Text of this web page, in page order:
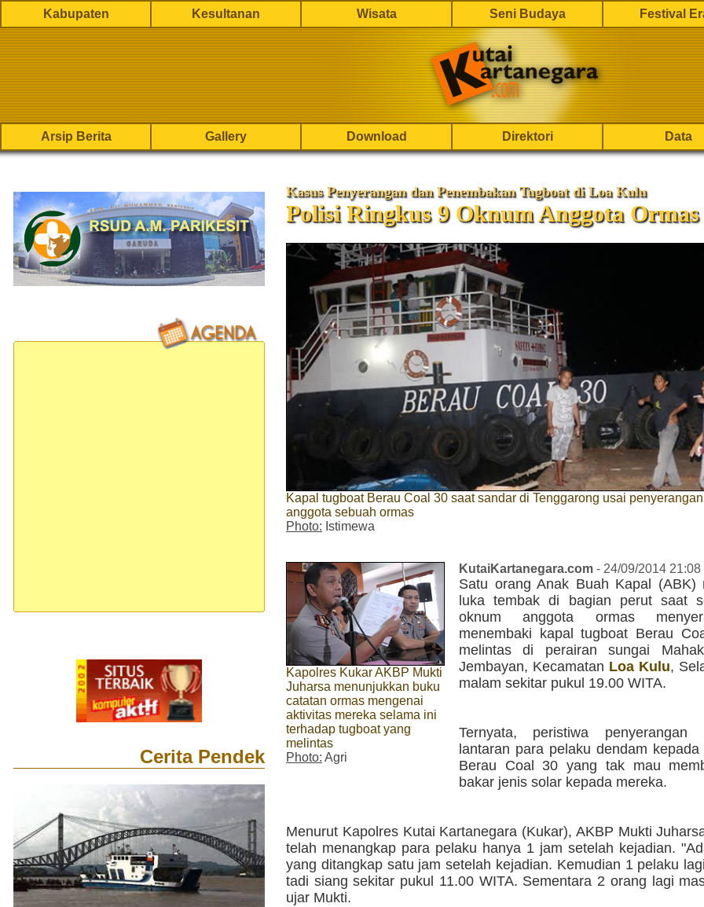
Kabupaten Kesultanan Wisata Seni Budaya Festival
Arsip Berita Gallery Download Direktori Data
Cerita Pendek
Kasus Penyerangan dan Penembakan Tugboat di Loa Kulu
Polisi Ringkus 9 Oknum Anggota Ormas
Kapal tugboat Berau Coal 30 saat sandar di Tenggarong usai
anggota sebuah ormas
Photo: Istimewa
Kapolres Kukar AKBP Mukti
Juharsa menunjukkan buku
catatan ormas mengenai
aktivitas mereka selama ini
terhadap tugboat yang
melintas
Photo: Agri
KutaiKartanegara.com - 24/09/2014 21:08
Satu orang Anak Buah Kapal (ABK)
luka tembak di bagian perut saat
oknum anggota ormas
menembaki kapal tugboat Berau
melintas di perairan sungai
Jembayan, Kecamatan Loa Kulu,
malam sekitar pukul 19.00 WITA.
Ternyata, peristiwa
lantaran para pelaku dendam
Berau Coal 30 yang tak mau
bakar jenis solar kepada mereka.
Menurut Kapolres Kutai Kartanegara (Kukar), AKBP Mukti
telah menangkap para pelaku hanya 1 jam setelah kejadian.
yang ditangkap satu jam setelah kejadian. Kemudian 1 pelaku
tadi siang sekitar pukul 11.00 WITA. Sementara 2 orang lagi
ujar Mukti.